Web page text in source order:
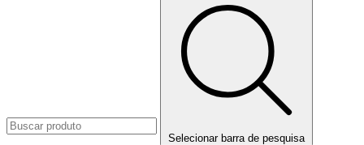
Selecionar barra de pesquisa